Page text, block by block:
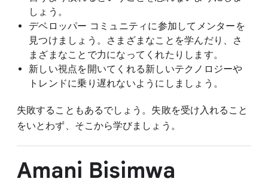
しょう。
デベロッパー コミュニティに参加してメンターを
見つけましょう。さまざまなことを学んだり、さ
まざまなことで力になってくれたりします。
新しい視点を開いてくれる新しいテクノロジーや
トレンドに乗り遅れないようにしましょう。
失敗することもあるでしょう。失敗を受け入れること
をいとわず、そこから学びましょう。
Amani Bisimwa